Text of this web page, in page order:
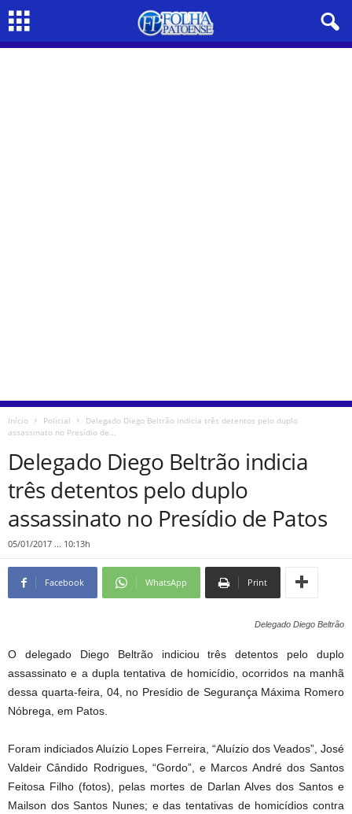
Início Policial
Delegado Diego Beltrão indicia três detentos pelo duplo
assassinato no Presídio de...
Delegado Diego Beltrão indicia
três detentos pelo duplo
assassinato no Presídio de Patos
05/01/2017 ... 10:13h
Facebook WhatsApp Print
Delegado Diego Beltrão
O delegado Diego Beltrão indiciou três detentos pelo duplo
assassinato e a dupla tentativa de homicídio, ocorridos na manhã
dessa quarta-feira, 04, no Presídio de Segurança Máxima Romero
Nóbrega, em Patos.
Foram indiciados Aluízio Lopes Ferreira, “Aluízio dos Veados”, José
Valdeir Cândido Rodrigues, “Gordo”, e Marcos André dos Santos
Feitosa Filho (fotos), pelas mortes de Darlan Alves dos Santos e
Mailson dos Santos Nunes; e das tentativas de homicídios contra